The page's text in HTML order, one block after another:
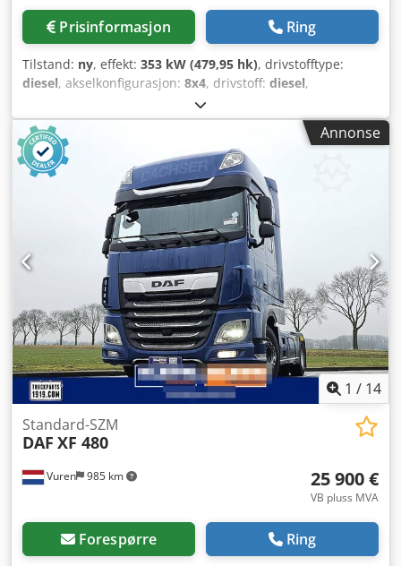
Prisinformasjon Ring
Tilstand: ny, effekt: 353 kW (479,95 hk), drivstofftype:
diesel, akselkonfigurasjon: 8x4, drivstoff: diesel,
, farge:
Euro 5, total lengde:9 400 mm, total bredde:2 470 mm,
total høyde:
aircondition,
cruise control, sentral låsing,
Annonse
1 / 14
Vuren 985 km
Standard-SZM
DAF XF 480
25 900 €
VB pluss MVA
Forespørre Ring